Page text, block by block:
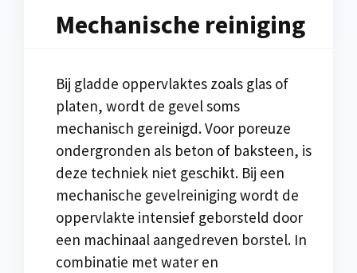
Mechanische reiniging
Bij gladde oppervlaktes zoals glas of
platen, wordt de gevel soms
mechanisch gereinigd. Voor poreuze
ondergronden als beton of baksteen, is
deze techniek niet geschikt. Bij een
mechanische gevelreiniging wordt de
oppervlakte intensief geborsteld door
een machinaal aangedreven borstel. In
combinatie met water en